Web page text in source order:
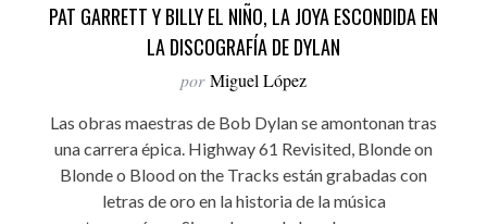
PAT GARRETT Y BILLY EL NIÑO, LA JOYA ESCONDIDA EN
LA DISCOGRAFÍA DE DYLAN
por Miguel López
Las obras maestras de Bob Dylan se amontonan tras
una carrera épica. Highway 61 Revisited, Blonde on
Blonde o Blood on the Tracks están grabadas con
letras de oro en la historia de la música